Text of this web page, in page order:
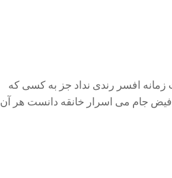
افسر رندی نداد جز به کسی که
فیض جام می اسرار خانقه دانست هر آن